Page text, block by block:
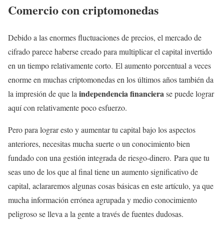
Comercio con criptomonedas
Debido a las enormes fluctuaciones de precios, el mercado de
cifrado parece haberse creado para multiplicar el capital invertido
en un tiempo relativamente corto. El aumento porcentual a veces
enorme en muchas criptomonedas en los últimos años también da
la impresión de que la independencia financiera se puede lograr
aquí con relativamente poco esfuerzo.
Pero para lograr esto y aumentar tu capital bajo los aspectos
anteriores, necesitas mucha suerte o un conocimiento bien
fundado con una gestión integrada de riesgo-dinero. Para que tu
seas uno de los que al final tiene un aumento significativo de
capital, aclararemos algunas cosas básicas en este artículo, ya que
mucha información errónea agrupada y medio conocimiento
peligroso se lleva a la gente a través de fuentes dudosas.